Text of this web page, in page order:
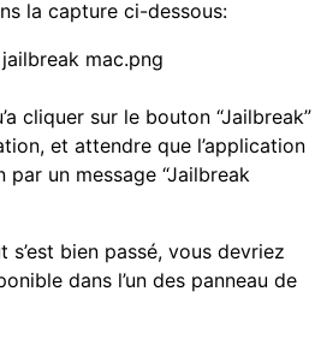
la capture ci-dessous:
cliquer sur le bouton “Jailbreak”
et attendre que l’application
par un message “Jailbreak
s’est bien passé, vous devriez
dans l’un des panneau de